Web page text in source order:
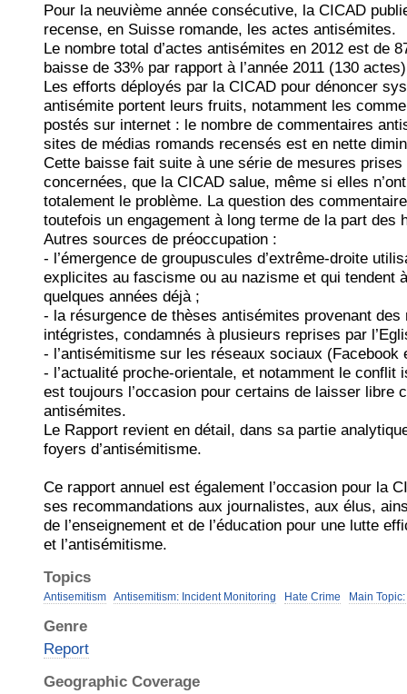
Pour la neuvième année consécutive, la CICAD
recense, en Suisse romande, les actes antisémites.
Le nombre total d’actes antisémites en 2012 est de
baisse de 33% par rapport à l’année 2011 (130
Les efforts déployés par la CICAD pour dénoncer
antisémite portent leurs fruits, notamment les
postés sur internet : le nombre de commentaires
sites de médias romands recensés est en nette
Cette baisse fait suite à une série de mesures
concernées, que la CICAD salue, même si elles
totalement le problème. La question des
toutefois un engagement à long terme de la part des
Autres sources de préoccupation :
- l’émergence de groupuscules d’extrême-droite
explicites au fascisme ou au nazisme et qui tendent
quelques années déjà ;
- la résurgence de thèses antisémites provenant des
intégristes, condamnés à plusieurs reprises par
- l’antisémitisme sur les réseaux sociaux (Facebook
- l’actualité proche-orientale, et notamment le conflit
est toujours l’occasion pour certains de laisser libre
antisémites.
Le Rapport revient en détail, dans sa partie
foyers d’antisémitisme.
Ce rapport annuel est également l’occasion pour la
ses recommandations aux journalistes, aux élus,
de l’enseignement et de l’éducation pour une lutte
et l’antisémitisme.
Topics
Antisemitism Antisemitism: Incident Monitoring Hate Crime Main
Genre
Report
Geographic Coverage